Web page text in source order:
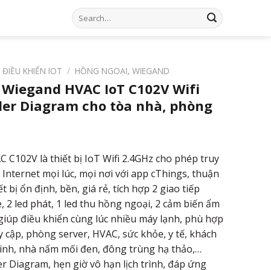
Search
for:
ĐIỀU KHIỂN IOT / HỒNG NGOẠI, WIEGAND
HVAC IoT C102V Wifi
Diagram cho tòa nhà, phòng
C102V là thiết bị IoT Wifi 2.4GHz cho phép truy
mọi lúc, mọi nơi với app cThings, thuận
bị ổn định, bền, giá rẻ, tích hợp 2 giao tiếp
2 led phát, 1 led thu hồng ngoại, 2 cảm biến ẩm
điều khiển cùng lúc nhiều máy lạnh, phù hợp
phòng server, HVAC, sức khỏe, y tế, khách
nhà nấm mối đen, đông trùng hạ thảo,…
Diagram, hẹn giờ vô hạn lịch trình, đáp ứng